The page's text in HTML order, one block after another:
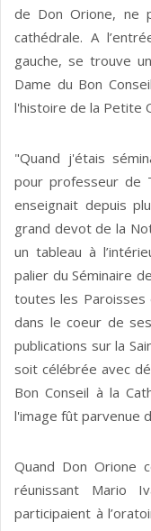
de Don Orione, ne
cathédrale. A
gauche, se trouve
Dame du Bon
l'histoire de la Petite
"Quand j'étais
pour professeur de
enseignait depuis
grand devot de la
un tableau à
palier du Séminaire
toutes les Paroisses
dans le coeur de
publications sur la
soit célébrée avec
Bon Conseil à la
l'image fût parvenue
Quand Don Orione
réunissant Mario
participaient à